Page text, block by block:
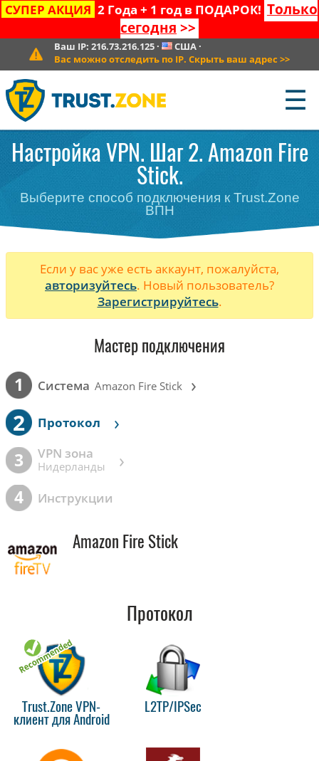
СУПЕР АКЦИЯ 2 Года + 1 год в ПОДАРОК! Только
сегодня >>
Ваш IP: 216.73.216.125· США·
Вас можно отследить по IP. Скрыть ваш адрес >>
☰
Настройка VPN. Шаг 2. Amazon Fire
Stick.
Выберите способ подключения к Trust.Zone
ВПН
Если у вас уже есть аккаунт, пожалуйста,
авторизуйтесь. Новый пользователь?
Зарегистрируйтесь.
Мастер подключения
1 Cистема Amazon Fire Stick ›
2 Протокол ›
3 VPN зона
Нидерланды ›
4 Инструкции
Amazon Fire Stick
Протокол
Trust.Zone VPN-
клиент для Android
L2TP/IPSec